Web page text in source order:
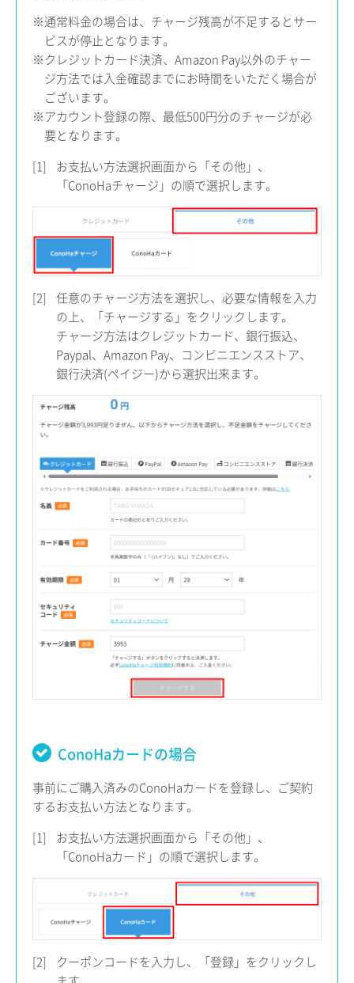
※通常料金の場合は、チャージ残高が不足するとサー
ビスが停止となります。
※クレジットカード決済、Amazon Pay以外のチャー
ジ方法では入金確認までにお時間をいただく場合が
ございます。
※アカウント登録の際、最低500円分のチャージが必
要となります。
[1]
お支払い方法選択画面から「その他」、
「ConoHaチャージ」の順で選択します。
[2]
任意のチャージ方法を選択し、必要な情報を入力
の上、「チャージする」をクリックします。
チャージ方法はクレジットカード、銀行振込、
Paypal、Amazon Pay、コンビニエンスストア、
銀行決済(ペイジー)から選択出来ます。
ConoHaカードの場合
事前にご購入済みのConoHaカードを登録し、ご契約
するお支払い方法となります。
[1]
お支払い方法選択画面から「その他」、
「ConoHaカード」の順で選択します。
[2]
クーポンコードを入力し、「登録」をクリックし